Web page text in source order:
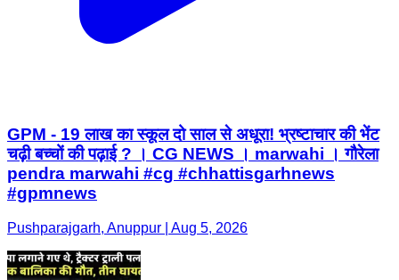
GPM - 19 लाख का स्कूल दो साल से अधूरा! भ्रष्टाचार की भेंट
चढ़ी बच्चों की पढ़ाई ? । CG NEWS । marwahi । गौरेला
pendra marwahi #cg #chhattisgarhnews
#gpmnews
Pushparajgarh, Anuppur | Aug 5, 2026